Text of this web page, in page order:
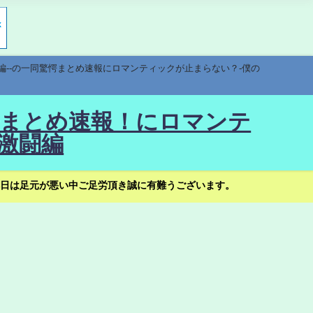
の一同驚愕まとめ速報にロマンティックが止まらない？-僕の
とめ速報！にロマンテ
闘編
足元が悪い中ご足労頂き誠に有難うございます。